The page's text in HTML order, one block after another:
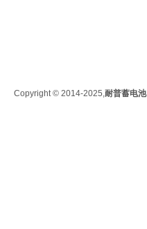
Copyright © 2014-2025,耐普蓄电池